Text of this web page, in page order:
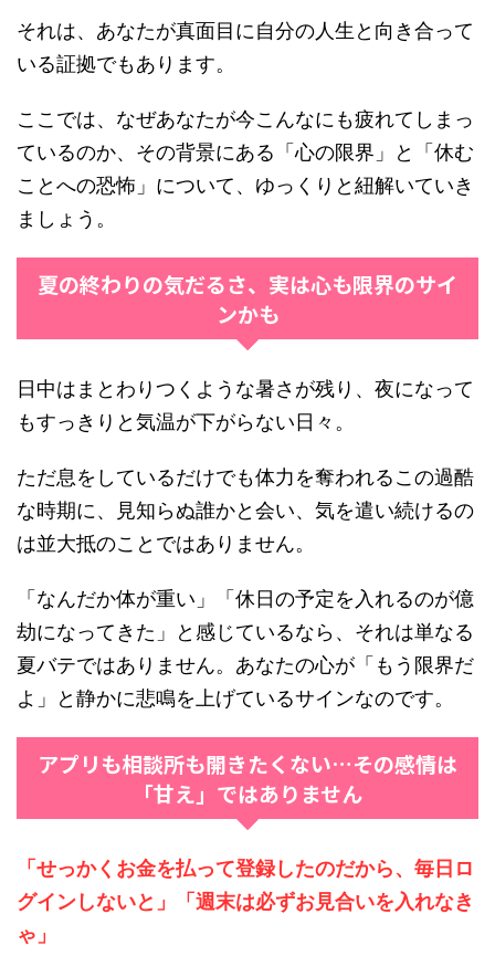
それは、あなたが真面目に自分の人生と向き合って
いる証拠でもあります。
ここでは、なぜあなたが今こんなにも疲れてしまっ
ているのか、その背景にある「心の限界」と「休む
ことへの恐怖」について、ゆっくりと紐解いていき
ましょう。
夏の終わりの気だるさ、実は心も限界のサイ
ンかも
日中はまとわりつくような暑さが残り、夜になって
もすっきりと気温が下がらない日々。
ただ息をしているだけでも体力を奪われるこの過酷
な時期に、見知らぬ誰かと会い、気を遣い続けるの
は並大抵のことではありません。
「なんだか体が重い」「休日の予定を入れるのが億
劫になってきた」と感じているなら、それは単なる
夏バテではありません。あなたの心が「もう限界だ
よ」と静かに悲鳴を上げているサインなのです。
アプリも相談所も開きたくない…その感情は
「甘え」ではありません
「せっかくお金を払って登録したのだから、毎日ロ
グインしないと」「週末は必ずお見合いを入れなき
ゃ」